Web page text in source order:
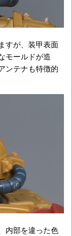
すが、装甲表面
モールドが造
ンテナも特徴的
内部を違った色